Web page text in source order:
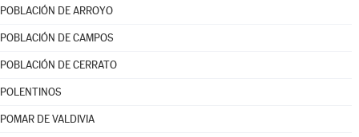
POBLACIÓN DE ARROYO
POBLACIÓN DE CAMPOS
POBLACIÓN DE CERRATO
POLENTINOS
POMAR DE VALDIVIA